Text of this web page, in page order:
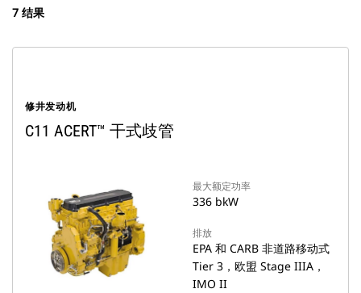
7 结果
修井发动机
C11 ACERT™ 干式歧管
最大额定功率
336 bkW
排放
EPA 和 CARB 非道路移动式
Tier 3，欧盟 Stage IIIA，
IMO II